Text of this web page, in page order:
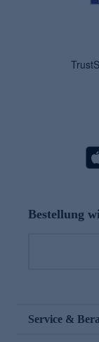
Bestellung
Service &